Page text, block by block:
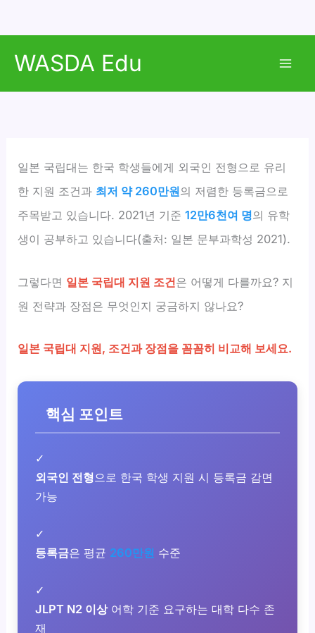
WASDA Edu
일본 국립대는 한국 학생들에게 외국인 전형으로 유리
한 지원 조건과 최저 약 260만원의 저렴한 등록금으로
주목받고 있습니다. 2021년 기준12만6천여 명의 유학
생이 공부하고 있습니다(출처: 일본 문부과학성 2021).
그렇다면 일본 국립대 지원 조건은 어떻게 다를까요? 지
원 전략과 장점은 무엇인지 궁금하지 않나요?
일본 국립대 지원, 조건과 장점을 꼼꼼히 비교해 보세요.
핵심 포인트
✓
외국인 전형 으로 한국 학생 지원 시 등록금 감면
가능
✓
등록금은 평균 260만원 수준
✓
JLPT N2 이상어학 기준 요구하는 대학 다수 존
재